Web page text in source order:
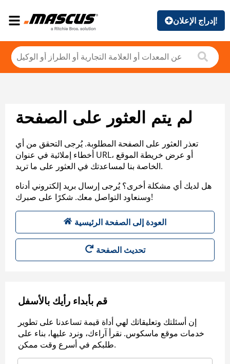
إدراج الإعلان!
لم يتم العثور على الصفحة
تعذر العثور على الصفحة المطلوبة. يُرجى التحقق من أي
أخطاء إملائية في عنوان URL، أو عرض خريطة الموقع
الخاصة بنا لمساعدتك في العثور على ما تريد.
هل لديك أي مشكلة أخرى؟ يُرجى إرسال بريد إلكتروني أدناه
وسنعاود التواصل معك. شكرًا على صبرك!
العودة إلى الصفحة الرئيسية
تحديث الصفحة
قم بأبداء رأيك بالأسفل
إن أسئلتك وتعليقاتك لهي أداة قيمة تساعدنا على تطوير
خدمات موقع ماسكوس. نقرأ آراءك، ونرد عليها، بناء على
طلبكم في أسرع وقت ممكن.